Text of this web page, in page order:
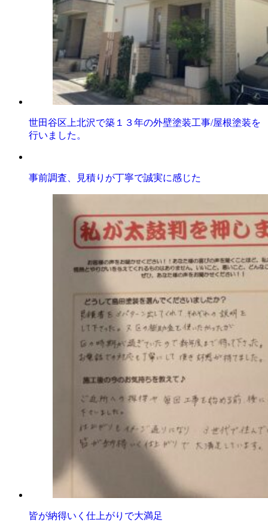
世田谷区上北沢で築１３年の外壁塗装工事/屋根塗装を
行いました。
事前調査、見積りが丁寧で誠実に感じた
皆が納得いく仕上がりで大満足